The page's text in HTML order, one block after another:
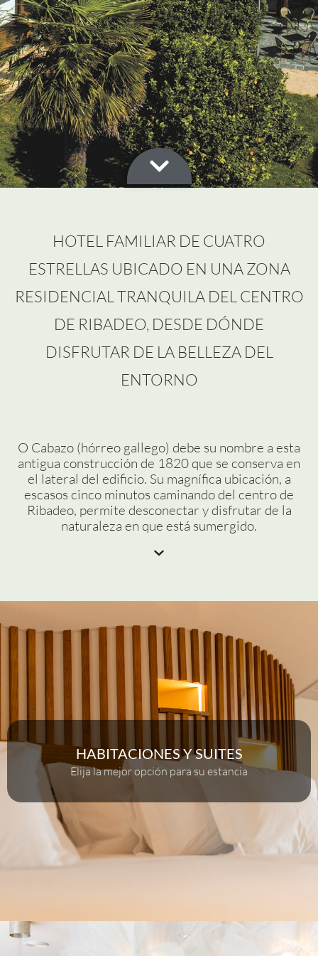
HOTEL FAMILIAR DE CUATRO
ESTRELLAS UBICADO EN UNA ZONA
RESIDENCIAL TRANQUILA DEL CENTRO
DE RIBADEO, DESDE DÓNDE
DISFRUTAR DE LA BELLEZA DEL
ENTORNO
O Cabazo (hórreo gallego) debe su nombre a esta
antigua construcción de 1820 que se conserva en
el lateral del edificio. Su magnífica ubicación, a
escasos cinco minutos caminando del centro de
Ribadeo, permite desconectar y disfrutar de la
naturaleza en que está sumergido.
HABITACIONES Y SUITES
Elija la mejor opción para su estancia